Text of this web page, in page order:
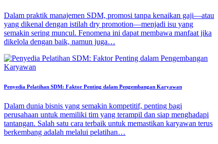
Dalam praktik manajemen SDM, promosi tanpa kenaikan gaji—atau
yang dikenal dengan istilah dry promotion—menjadi isu yang
semakin sering muncul. Fenomena ini dapat membawa manfaat jika
dikelola dengan baik, namun juga…
Penyedia Pelatihan SDM: Faktor Penting dalam Pengembangan Karyawan
Dalam dunia bisnis yang semakin kompetitif, penting bagi
perusahaan untuk memiliki tim yang terampil dan siap menghadapi
tantangan. Salah satu cara terbaik untuk memastikan karyawan terus
berkembang adalah melalui pelatihan…